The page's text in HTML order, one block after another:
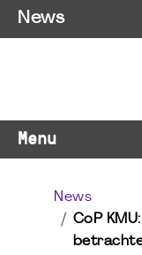
Menu
News
CoP
News